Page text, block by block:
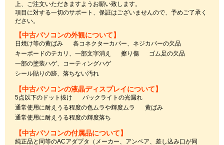
上、ご注文いただきますようお願い致します。
項目に対する一切のサポート、保証はございませんので、予めご了承く
ださい。
【中古パソコンの外観について】
日焼け等の黄ばみ
各コネクターカバー、ネジカバーの欠品
キーボードのテカリ、一部文字消え
擦り傷
ゴム足の欠品
一部の塗装ハゲ、コーティングハゲ
シール貼りの跡、落ちない汚れ
【中古パソコンの液晶ディスプレイについて】
5点以下のドット抜け
バックライトの光漏れ
通常使用に耐えうる程度の色ムラや輝度ムラ
黄ばみ
通常使用に耐えうる程度の輝度落ち
【中古パソコンの付属品について】
純正品と同等のACアダプタ（メーカー、アンペア、差し込み口が同